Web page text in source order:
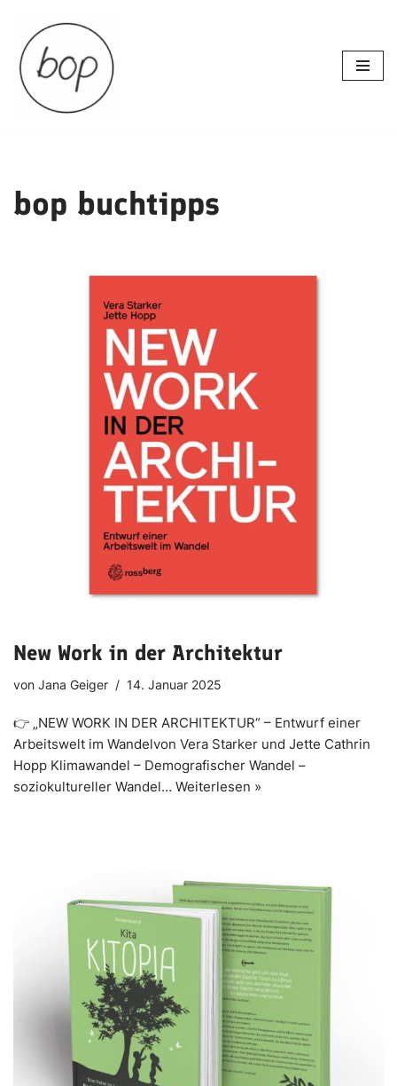
Zum
Inhalt
springen
bop buchtipps
New Work in der Architektur
von Jana Geiger 14. Januar 2025
👉 „NEW WORK IN DER ARCHITEKTUR“ – Entwurf einer
Arbeitswelt im Wandelvon Vera Starker und Jette Cathrin
Hopp Klimawandel – Demografischer Wandel –
soziokultureller Wandel… Weiterlesen »